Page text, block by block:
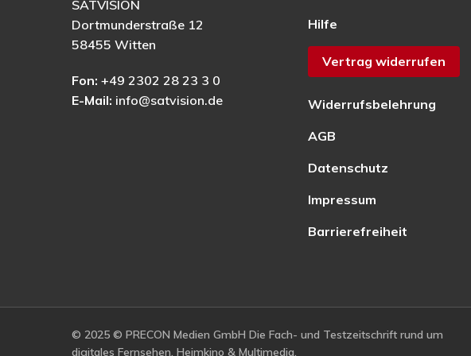
SATVISION
Dortmunderstraße 12
58455 Witten
Fon: +49 2302 28 23 3 0
E-Mail: info@satvision.de
Hilfe
Vertrag widerrufen
Widerrufsbelehrung
AGB
Datenschutz
Impressum
Barrierefreiheit
© 2025 © PRECON Medien GmbH Die Fach- und Testzeitschrift rund um
digitales Fernsehen, Heimkino & Multimedia.